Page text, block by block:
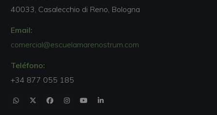
40033, Casalecchio di Reno, Bologna
Email:
comercial@escuelamarenostrum.com
Teléfono:
+34 877 055 185